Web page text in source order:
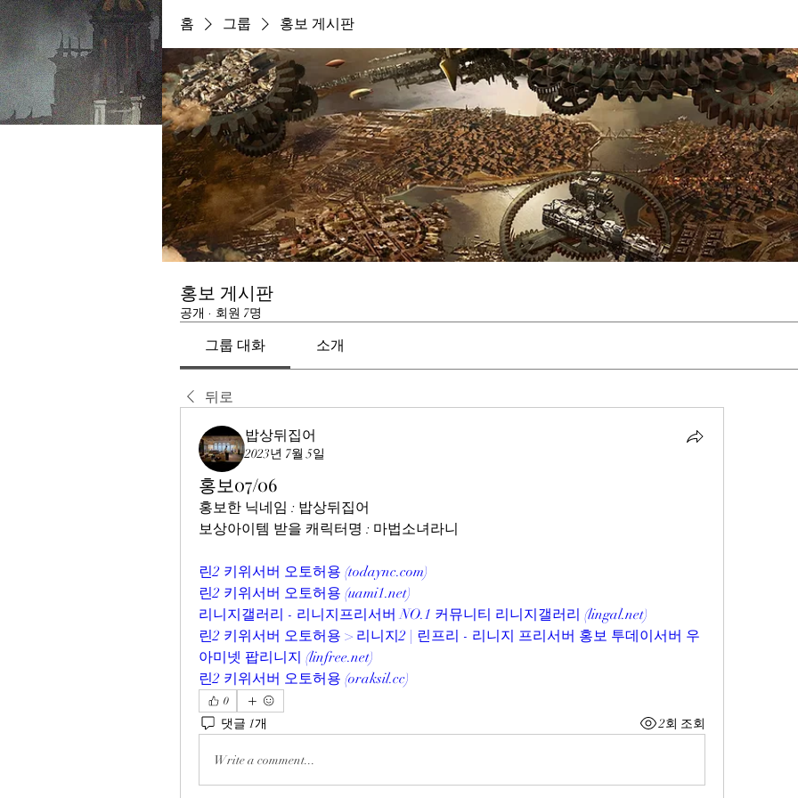
홈 그룹 홍보 게시판
홍보 게시판
공개 · 회원 7명
그룹 대화 소개
뒤로
밥상뒤집어
2023년 7월 5일
홍보07/06
홍보한 닉네임 : 밥상뒤집어
보상아이템 받을 캐릭터명 : 마법소녀라니
린2 키위서버 오토허용 (todaync.com)
린2 키위서버 오토허용 (uami1.net)
리니지갤러리 - 리니지프리서버 NO.1 커뮤니티 리니지갤러리 (lingal.net)
린2 키위서버 오토허용 > 리니지2 | 린프리 - 리니지 프리서버 홍보 투데이서버 우
아미넷 팝리니지 (linfree.net)
린2 키위서버 오토허용 (oraksil.cc)
0
댓글 1개 2회 조회
Write a comment...